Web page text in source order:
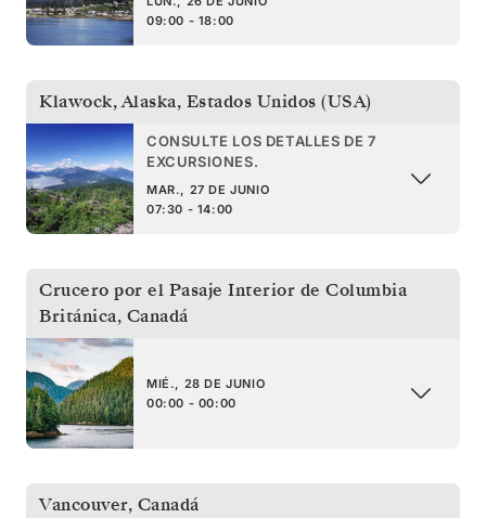
09:00 - 18:00
Klawock, Alaska, Estados Unidos (USA)
CONSULTE LOS DETALLES DE 7
EXCURSIONES.
MAR., 27 DE JUNIO
07:30 - 14:00
Crucero por el Pasaje Interior de Columbia
Británica, Canadá
MIÉ., 28 DE JUNIO
00:00 - 00:00
Vancouver, Canadá